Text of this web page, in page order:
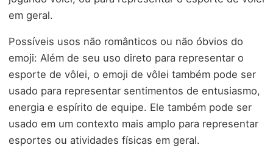
em geral.
Possíveis usos não românticos ou não óbvios do
emoji: Além de seu uso direto para representar o
esporte de vôlei, o emoji de vôlei também pode ser
usado para representar sentimentos de entusiasmo,
energia e espírito de equipe. Ele também pode ser
usado em um contexto mais amplo para representar
esportes ou atividades físicas em geral.